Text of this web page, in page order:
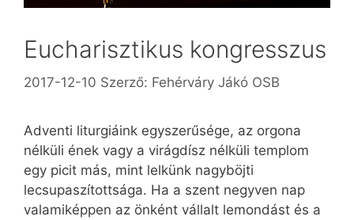
Eucharisztikus kongresszus
2017-12-10 Szerző: Fehérváry Jákó OSB
Adventi liturgiáink egyszerűsége, az orgona
nélküli ének vagy a virágdísz nélküli templom
egy picit más, mint lelkünk nagyböjti
lecsupaszítottsága. Ha a szent negyven nap
valamiképpen az önként vállalt lemondást és a